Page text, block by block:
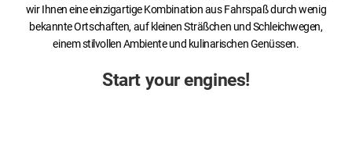
wir Ihnen eine einzigartige Kombination aus Fahrspaß durch wenig
bekannte Ortschaften, auf kleinen Sträßchen und Schleichwegen,
einem stilvollen Ambiente und kulinarischen Genüssen.
Start your engines!